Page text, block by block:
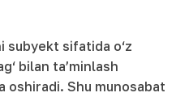
subyekt sifatida o‘z
bilan ta’minlash
oshiradi. Shu munosabat